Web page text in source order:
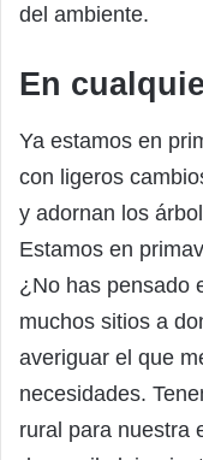
del ambiente.
En
Ya estamos en
con ligeros
y adornan los
Estamos en
¿No has pensado
muchos sitios a
averiguar el que
necesidades.
rural para nuestra